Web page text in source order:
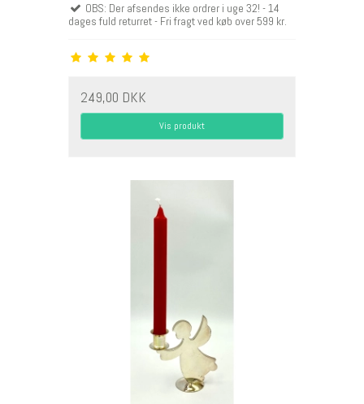
OBS: Der afsendes ikke ordrer i uge 32! - 14
dages fuld returret - Fri fragt ved køb over 599 kr.
249,00 DKK
Vis produkt